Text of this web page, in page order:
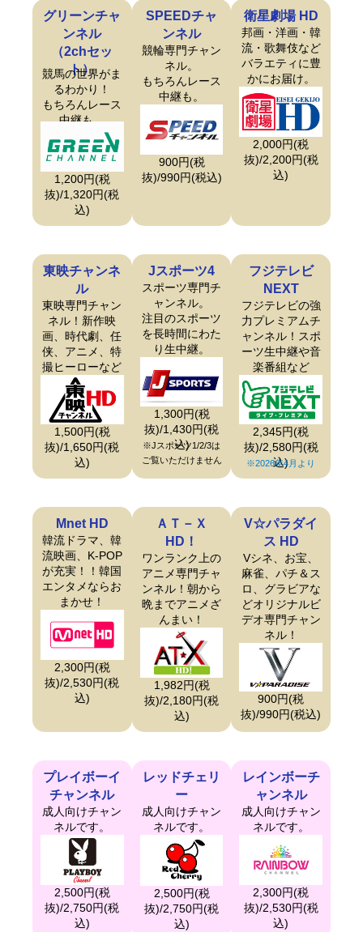
グリーンチャ
ンネル
（2chセッ
ト）
競馬の世界がま
るわかり！
もちろんレース
中継も。
1,200円(税
抜)/1,320円(税
込)
SPEEDチャ
ンネル
競輪専門チャン
ネル。
もちろんレース
中継も。
900円(税
抜)/990円(税込)
衛星劇場 HD
邦画・洋画・韓
流・歌舞伎など
バラエティに豊
かにお届け。
2,000円(税
抜)/2,200円(税
込)
東映チャンネ
ル
東映専門チャン
ネル！新作映
画、時代劇、任
侠、アニメ、特
撮ヒーローなど
1,500円(税
抜)/1,650円(税
込)
Jスポーツ4
スポーツ専門チ
ャンネル。
注目のスポーツ
を長時間にわた
り生中継。
1,300円(税
抜)/1,430円(税
込)
※Jスポーツ1/2/3は
ご覧いただけません
フジテレビ
NEXT
フジテレビの強
力プレミアムチ
ャンネル！スポ
ーツ生中継や音
楽番組など
2,345円(税
抜)/2,580円(税
込)
※2026年4月より
Mnet HD
韓流ドラマ、韓
流映画、K-POP
が充実！！韓国
エンタメならお
まかせ！
2,300円(税
抜)/2,530円(税
込)
ＡＴ－Ｘ
HD！
ワンランク上の
アニメ専門チャ
ンネル！朝から
晩までアニメざ
んまい！
1,982円(税
抜)/2,180円(税
込)
V☆パラダイ
ス HD
Vシネ、お宝、
麻雀、パチ＆ス
ロ、グラビアな
どオリジナルビ
デオ専門チャン
ネル！
900円(税
抜)/990円(税込)
プレイボーイ
チャンネル
成人向けチャン
ネルです。
2,500円(税
抜)/2,750円(税
込)
レッドチェリ
ー
成人向けチャン
ネルです。
2,500円(税
抜)/2,750円(税
込)
レインボーチ
ャンネル
成人向けチャン
ネルです。
2,300円(税
抜)/2,530円(税
込)